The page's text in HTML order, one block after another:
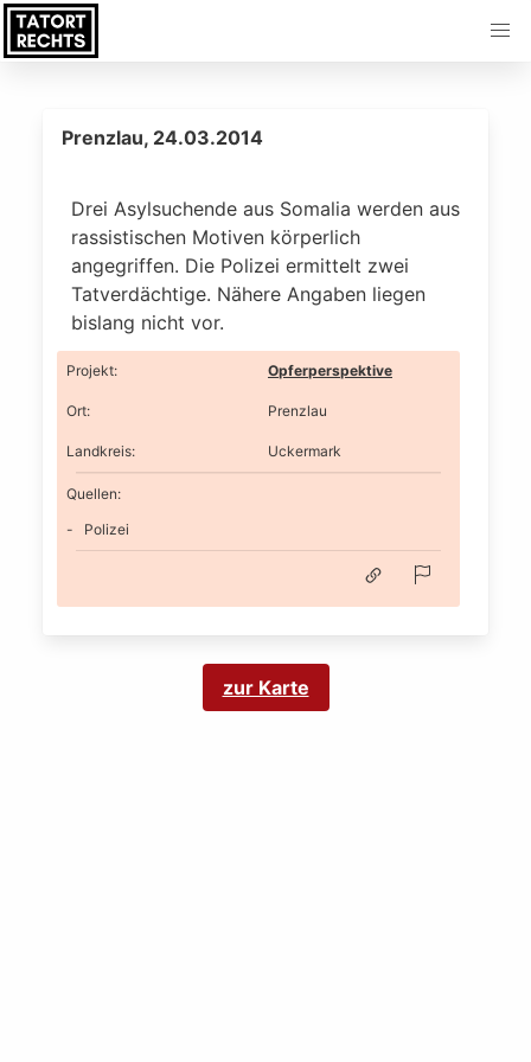
Prenzlau, 24.03.2014
Drei Asylsuchende aus Somalia werden aus
rassistischen Motiven körperlich
angegriffen. Die Polizei ermittelt zwei
Tatverdächtige. Nähere Angaben liegen
bislang nicht vor.
Projekt: Opferperspektive
Ort: Prenzlau
Landkreis: Uckermark
Quellen:
Polizei
zur Karte